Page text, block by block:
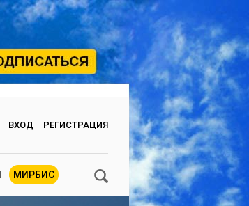
ВХОД РЕГИСТРАЦИЯ
МИРБИС